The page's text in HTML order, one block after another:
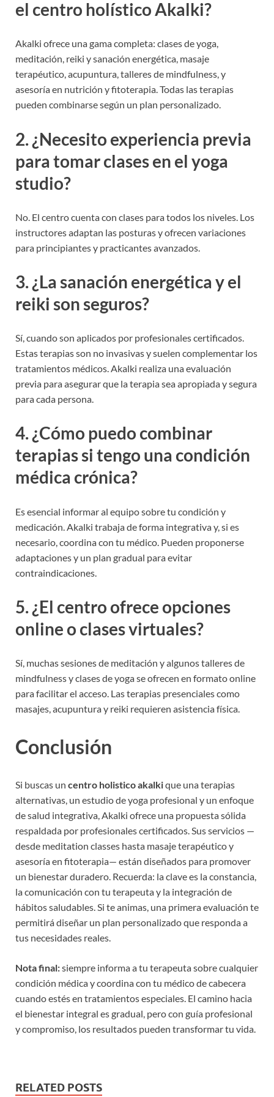
el centro holístico Akalki?
Akalki ofrece una gama completa: clases de yoga,
meditación, reiki y sanación energética, masaje
terapéutico, acupuntura, talleres de mindfulness, y
asesoría en nutrición y fitoterapia. Todas las terapias
pueden combinarse según un plan personalizado.
2. ¿Necesito experiencia previa
para tomar clases en el yoga
studio?
No. El centro cuenta con clases para todos los niveles. Los
instructores adaptan las posturas y ofrecen variaciones
para principiantes y practicantes avanzados.
3. ¿La sanación energética y el
reiki son seguros?
Sí, cuando son aplicados por profesionales certificados.
Estas terapias son no invasivas y suelen complementar los
tratamientos médicos. Akalki realiza una evaluación
previa para asegurar que la terapia sea apropiada y segura
para cada persona.
4. ¿Cómo puedo combinar
terapias si tengo una condición
médica crónica?
Es esencial informar al equipo sobre tu condición y
medicación. Akalki trabaja de forma integrativa y, si es
necesario, coordina con tu médico. Pueden proponerse
adaptaciones y un plan gradual para evitar
contraindicaciones.
5. ¿El centro ofrece opciones
online o clases virtuales?
Sí, muchas sesiones de meditación y algunos talleres de
mindfulness y clases de yoga se ofrecen en formato online
para facilitar el acceso. Las terapias presenciales como
masajes, acupuntura y reiki requieren asistencia física.
Conclusión
Si buscas un centro holistico akalkique una terapias
alternativas, un estudio de yoga profesional y un enfoque
de salud integrativa, Akalki ofrece una propuesta sólida
respaldada por profesionales certificados. Sus servicios —
desde meditation classes hasta masaje terapéutico y
asesoría en fitoterapia— están diseñados para promover
un bienestar duradero. Recuerda: la clave es la constancia,
la comunicación con tu terapeuta y la integración de
hábitos saludables. Si te animas, una primera evaluación te
permitirá diseñar un plan personalizado que responda a
tus necesidades reales.
Nota final:siempre informa a tu terapeuta sobre cualquier
condición médica y coordina con tu médico de cabecera
cuando estés en tratamientos especiales. El camino hacia
el bienestar integral es gradual, pero con guía profesional
y compromiso, los resultados pueden transformar tu vida.
RELATED POSTS